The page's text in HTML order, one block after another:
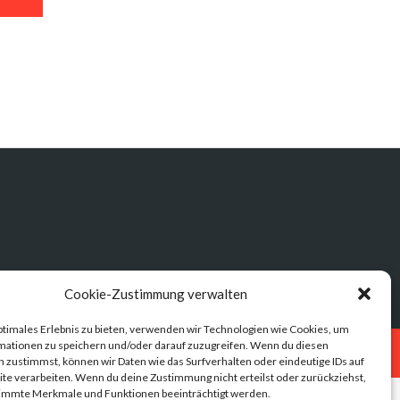
Cookie-Zustimmung verwalten
Erlebnis zu bieten, verwenden wir Technologien wie Cookies, um
zu speichern und/oder darauf zuzugreifen. Wenn du diesen
zustimmst, können wir Daten wie das Surfverhalten oder eindeutige IDs auf
verarbeiten. Wenn du deine Zustimmung nicht erteilst oder zurückziehst,
Merkmale und Funktionen beeinträchtigt werden.
Datenschutz Impressum